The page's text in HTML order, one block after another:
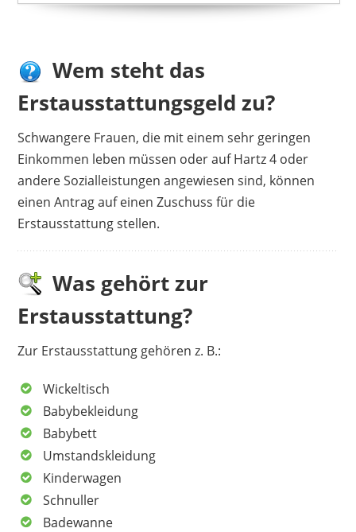
Ausschau halten
Ergänzung
Wohnung
13Weiterführendes
Wem steht das
Erstausstattungsgeld zu?
Schwangere Frauen, die mit einem sehr geringen
Einkommen leben müssen oder auf Hartz 4 oder
andere Sozialleistungen angewiesen sind, können
einen Antrag auf einen Zuschuss für die
Erstausstattung stellen.
Was gehört zur
Erstausstattung?
Zur Erstausstattung gehören z. B.:
Wickeltisch
Babybekleidung
Babybett
Umstandskleidung
Kinderwagen
Schnuller
Badewanne